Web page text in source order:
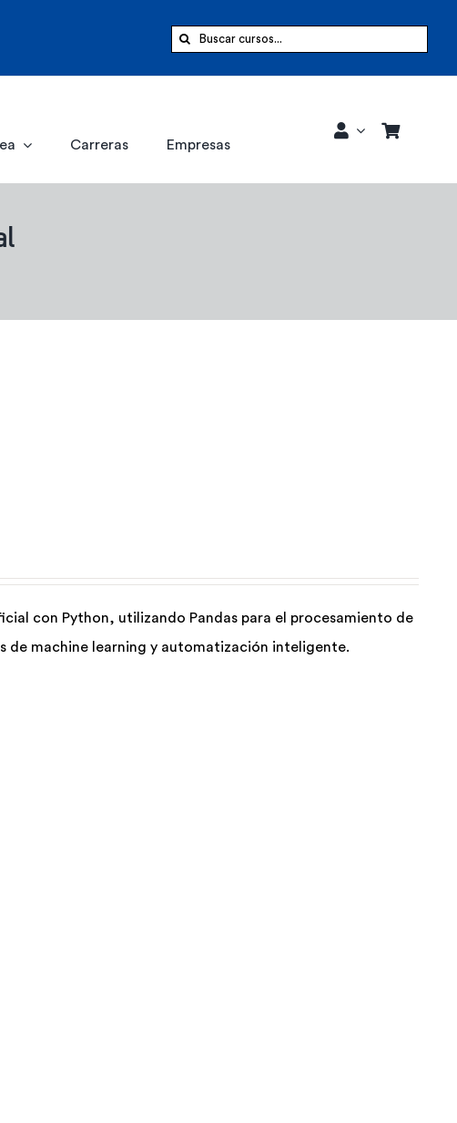
Buscar:
Carreras Empresas
con Python, utilizando Pandas para el procesamiento de
de machine learning y automatización inteligente.